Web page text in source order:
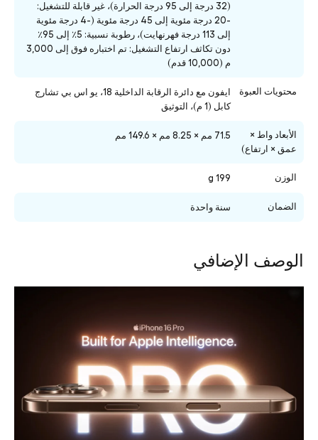
(32 درجة إلى 95 درجة الحرارة)، غير قابلة للتشغيل:
-20 درجة مئوية إلى 45 درجة مئوية (-4 درجة مئوية
إلى 113 درجة فهرنهايت)، رطوبة نسبية: 5٪ إلى 95٪
دون تكاثف ارتفاع التشغيل: تم اختباره فوق إلى 3,000
م (10,000 قدم)
محتويات العبوة
ايفون مع دائرة الرقابة الداخلية 18، يو اس بي تشارج
كابل (1 م)، التوثيق
الأبعاد واط ×
عمق × ارتفاع)
71.5 مم × 8.25 مم × 149.6 مم
الوزن 199 g
الضمان سنة واحدة
الوصف الإضافي